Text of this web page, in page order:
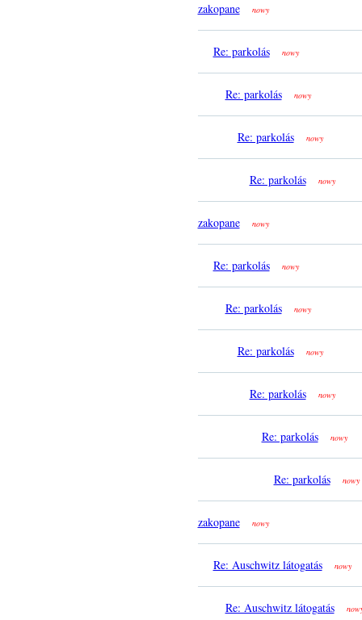
zakopane nowy
Re: parkolás nowy
Re: parkolás nowy
Re: parkolás nowy
Re: parkolás nowy
zakopane nowy
Re: parkolás nowy
Re: parkolás nowy
Re: parkolás nowy
Re: parkolás nowy
Re: parkolás nowy
Re: parkolás nowy
zakopane nowy
Re: Auschwitz látogatás nowy
Re: Auschwitz látogatás